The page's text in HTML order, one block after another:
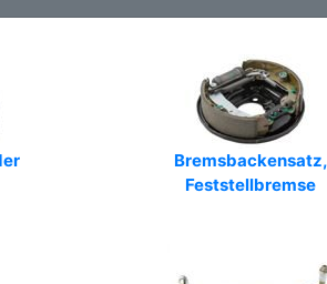
Bremsbackensatz,
Feststellbremse